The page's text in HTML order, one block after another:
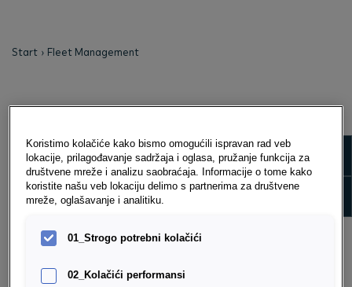
Start Fleet Management
FLEET MANAGEMENT
As the market leader, we offer you management
systems that ensure effective consulting and efficient
fleet management with personal support. You can
outsource fleet management in part or in full to us. A
in acquisition and maintenance.
Koristimo kolačiće kako bismo omogućili ispravan rad veb
lokacije, prilagođavanje sadržaja i oglasa, pružanje funkcija za
društvene mreže i analizu saobraćaja. Informacije o tome kako
koristite našu veb lokaciju delimo s partnerima za društvene
mreže, oglašavanje i analitiku.
01_Strogo potrebni kolačići
02_Kolačići performansi